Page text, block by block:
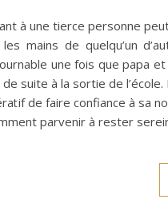
à une tierce personne
mains de quelqu’un
une fois que papa
suite à la sortie de
de faire confiance à sa
parvenir à rester